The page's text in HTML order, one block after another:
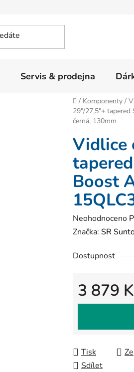
Servis & prodejna
Domů
/ Komponenty /
29"/27,5"+ tapered
černá, 130mm
Vidlice
Boost
Průměrné
hodnocení
je
Neohodnoceno
Značka: SR
Dostupnost
3 879
Měrná cena:
Tisk
Sdílet